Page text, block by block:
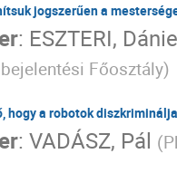
jogszerűen a
: ESZTERI,
Főosztály)
hogy a robotok
:VADÁSZ, Pál (